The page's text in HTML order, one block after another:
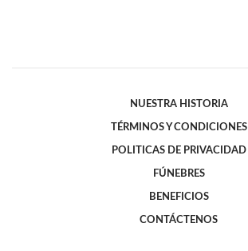
NUESTRA HISTORIA
TÉRMINOS Y CONDICIONES
POLITICAS DE PRIVACIDAD
FÚNEBRES
BENEFICIOS
CONTÁCTENOS